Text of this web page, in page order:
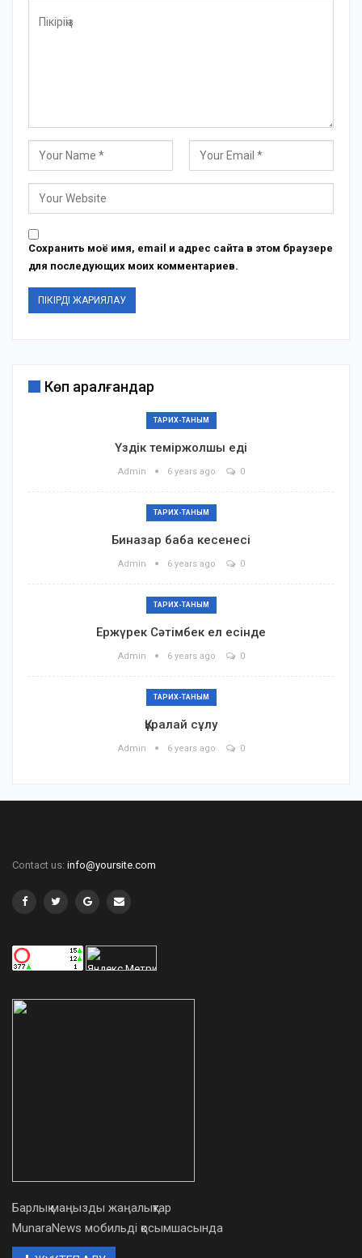
Сохранить моё имя, email и адрес сайта в этом браузере
для последующих моих комментариев.
Көп қаралғандар
ТАРИХ-ТАНЫМ
Үздік теміржолшы еді
Admin 6 years ago 0
ТАРИХ-ТАНЫМ
Биназар баба кесенесі
Admin 6 years ago 0
ТАРИХ-ТАНЫМ
Ержүрек Сәтімбек ел есінде
Admin 6 years ago 0
ТАРИХ-ТАНЫМ
Құралай сұлу
Admin 6 years ago 0
Contact us: info@yoursite.com
Барлық маңызды жаңалықтар
MunaraNews мобильді қосымшасында